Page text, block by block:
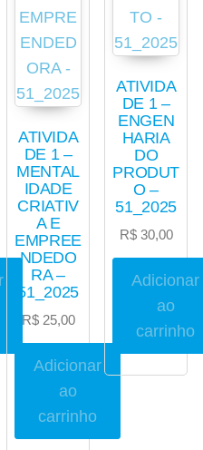
ATIVIDA
DE 1 –
MENTAL
IDADE
CRIATIV
A E
EMPREE
NDEDO
RA –
51_2025
R$25,00
Adicionar
ao
carrinho
ATIVIDA
DE 1 –
ENGEN
HARIA
DO
PRODUT
O –
51_2025
R$30,00
Adicionar
ao
carrinho